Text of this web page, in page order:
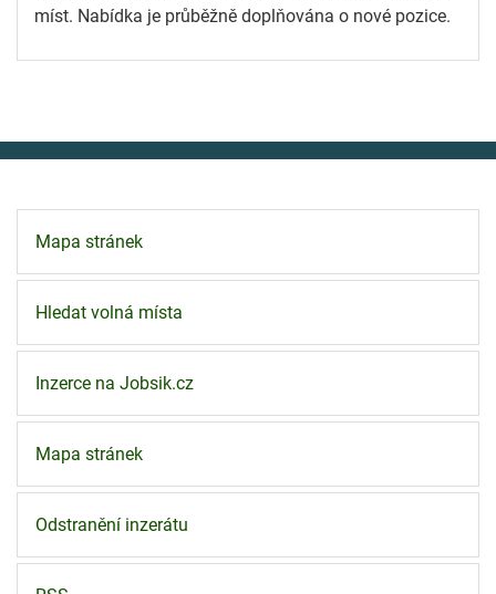
míst. Nabídka je průběžně doplňována o nové pozice.
Mapa stránek
Hledat volná místa
Inzerce na Jobsik.cz
Mapa stránek
Odstranění inzerátu